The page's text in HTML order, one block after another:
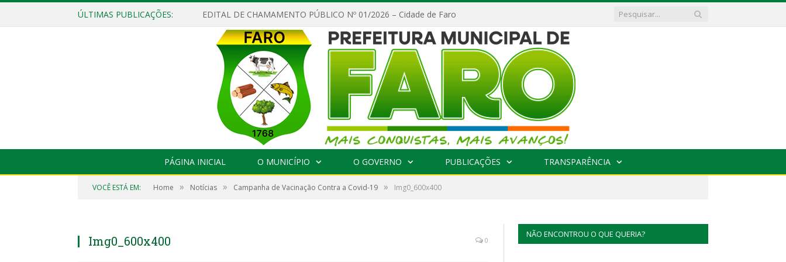
ÚLTIMAS PUBLICAÇÕES: EDITAL DE CHAMAMENTO PÚBLICO Nº 01/2026 – Cidade de Faro
PÁGINA INICIAL O MUNICÍPIO O GOVERNO PUBLICAÇÕES TRANSPARÊNCIA
VOCÊ ESTÁ EM: Home » Notícias » Campanha de Vacinação Contra a Covid-19 » Img0_600x400
Img0_600x400 0
NÃO ENCONTROU O QUE QUERIA?